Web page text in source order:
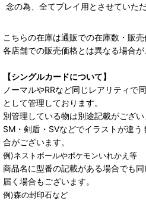
念の為、全てプレイ用とさせていただ
こちらの在庫は通販での在庫数・販売
各店舗での販売価格とは異なる場合が
【シングルカードについて】
ノーマルやRRなど同じレアリティで
として管理しております。
別管理している物は別途記載がござ
SM・剣盾・SVなどでイラストが違
合がございます。
例)ネストボールやポケモンいれかえ等
商品名に型番の記載がある場合でも
届く場合もございます。
例)森の封印石など